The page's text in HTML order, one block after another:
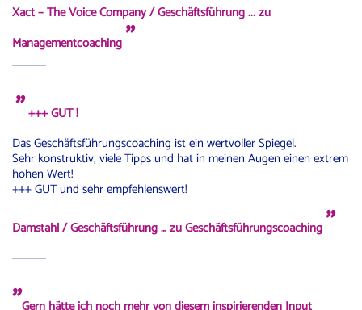
Xact – The Voice Company / Geschäftsführung... zu
Managementcoaching"
"+++ GUT !
Das Geschäftsführungscoaching ist ein wertvoller Spiegel.
Sehr konstruktiv, viele Tipps und hat in meinen Augen einen extrem
hohen Wert!
+++ GUT und sehr empfehlenswert!
Damstahl / Geschäftsführung … zu Geschäftsführungscoaching"